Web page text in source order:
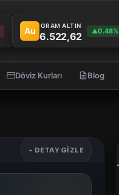
Au GRAM ALTIN
6.522,62 ▲0.48%
Döviz Kurları Blog
- DETAY GIZLE